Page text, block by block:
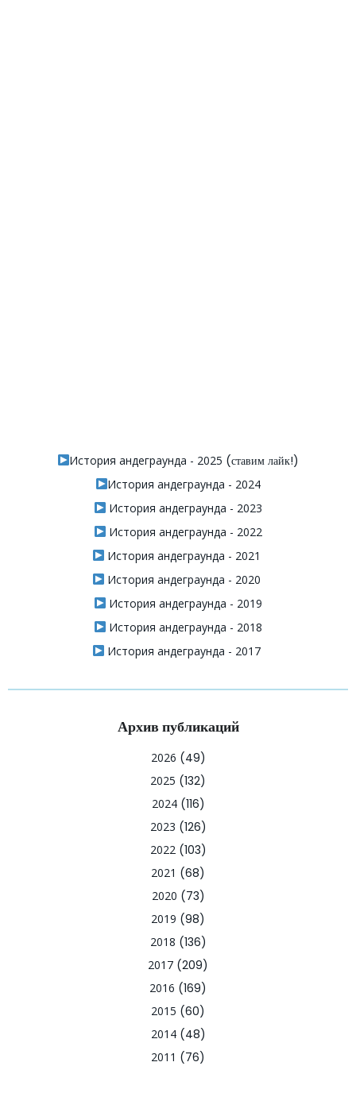
История андеграунда - 2025 (ставим лайк!)
История андеграунда - 2024
История андеграунда - 2023
История андеграунда - 2022
История андеграунда - 2021
История андеграунда - 2020
История андеграунда - 2019
История андеграунда - 2018
История андеграунда - 2017
Архив публикаций
2026 (49)
2025 (132)
2024(116)
2023 (126)
2022(103)
2021 (68)
2020 (73)
2019 (98)
2018 (136)
2017 (209)
2016 (169)
2015 (60)
2014(48)
2011 (76)